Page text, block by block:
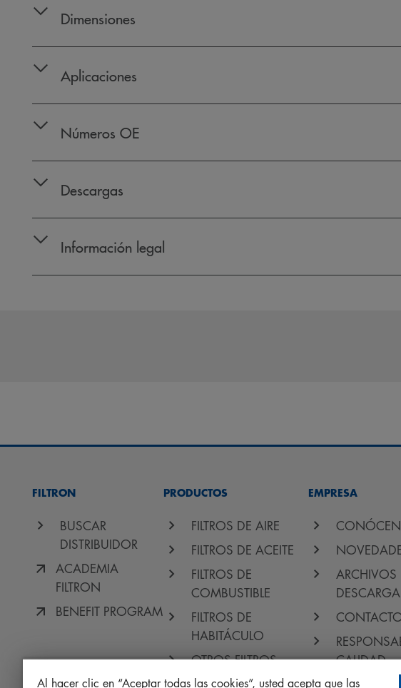
Dimensiones
Aplicaciones
Números OE
Descargas
Información legal
FILTRON
BUSCAR
DISTRIBUIDOR
ACADEMIA
FILTRON
BENEFIT PROGRAM
PRODUCTOS
FILTROS DE AIRE
FILTROS DE ACEITE
FILTROS DE
COMBUSTIBLE
FILTROS DE
HABITÁCULO
OTROS FILTROS
PROTECT +
EMPRESA
ARCHIVOS
CALIDAD
Al hacer clic en “Aceptar todas las cookies”, usted acepta que las